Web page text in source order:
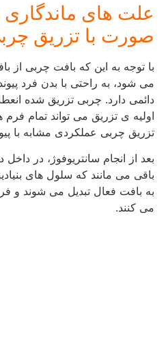
علت های ماندگاری
صورت با تزریق چربی
با توجه به این که بافت چربی از
می شود، به راحتی با بدن فرد پیوند
دائمی دارد. چربی تزریق شده
اولیه ی تزریق می تواند تمام فرم
تزریق چربی عملکردی مشابه با
بعد از انجام سانتریوفوژ، در داخل
باقی می مانند که سلول های
به بافت فعال تبدیل می شوند و
می کنند.